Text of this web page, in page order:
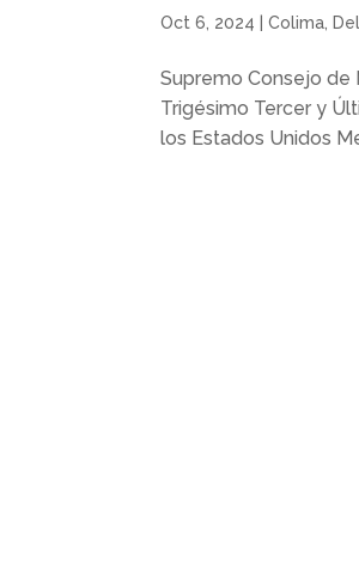
Oct 6, 2024 |Colima,
Supremo Consejo de
Trigésimo Tercer y
los Estados Unidos